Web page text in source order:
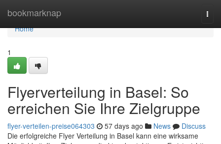
bookmarknap
Home
Home
1
Flyerverteilung in Basel: So
erreichen Sie Ihre Zielgruppe
flyer-verteilen-preise064303 57 days ago News
Discuss
Die erfolgreiche Flyer Verteilung in Basel kann eine wirksame